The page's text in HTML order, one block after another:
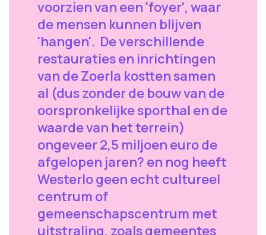
voorzien van een 'foyer', waar
de mensen kunnen blijven
'hangen'. De verschillende
restauraties en inrichtingen
van de Zoerla kostten samen
al (dus zonder de bouw van de
oorspronkelijke sporthal en de
waarde van het terrein)
ongeveer 2,5 miljoen euro de
afgelopen jaren? en nog heeft
Westerlo geen echt cultureel
centrum of
gemeenschapscentrum met
uitstraling, zoals gemeentes